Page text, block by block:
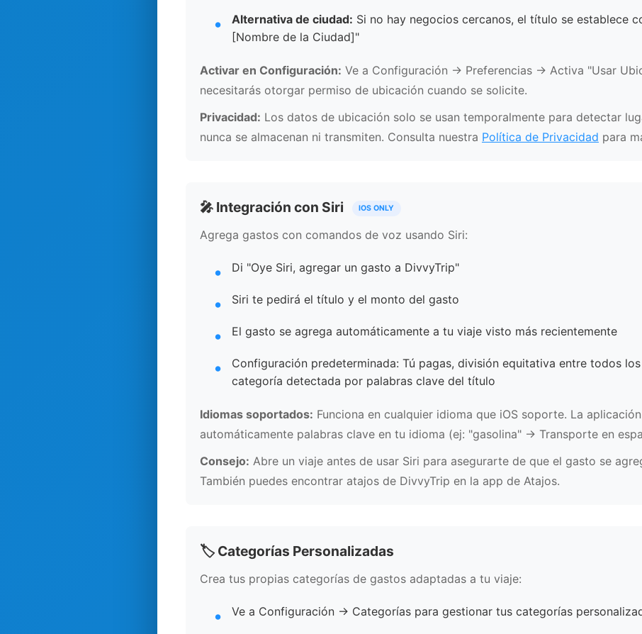
Alternativa de ciudad: Si no hay negocios cercanos, el título se establece
[Nombre de la Ciudad]"
Activar en Configuración: Ve a Configuración → Preferencias → Activa "Usar
necesitarás otorgar permiso de ubicación cuando se solicite.
Privacidad: Los datos de ubicación solo se usan temporalmente para detectar
nunca se almacenan ni transmiten. Consulta nuestra Política de Privacidad para
🎤 Integración con Siri IOS ONLY
Agrega gastos con comandos de voz usando Siri:
Di "Oye Siri, agregar un gasto a DivvyTrip"
Siri te pedirá el título y el monto del gasto
El gasto se agrega automáticamente a tu viaje visto más recientemente
Configuración predeterminada: Tú pagas, división equitativa entre todos
categoría detectada por palabras clave del título
Idiomas soportados: Funciona en cualquier idioma que iOS soporte. La
automáticamente palabras clave en tu idioma (ej: "gasolina" → Transporte en
Consejo: Abre un viaje antes de usar Siri para asegurarte de que el gasto se
También puedes encontrar atajos de DivvyTrip en la app de Atajos.
🏷️ Categorías Personalizadas
Crea tus propias categorías de gastos adaptadas a tu viaje:
Ve a Configuración → Categorías para gestionar tus categorías